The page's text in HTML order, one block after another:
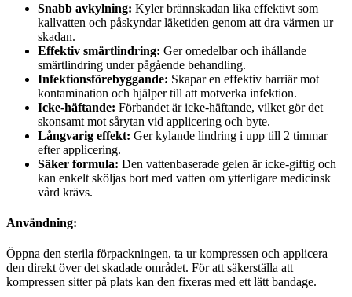
Snabb avkylning: Kyler brännskadan lika effektivt som
kallvatten och påskyndar läketiden genom att dra värmen ur
skadan.
Effektiv smärtlindring: Ger omedelbar och ihållande
smärtlindring under pågående behandling.
Infektionsförebyggande: Skapar en effektiv barriär mot
kontamination och hjälper till att motverka infektion.
Icke-häftande: Förbandet är icke-häftande, vilket gör det
skonsamt mot sårytan vid applicering och byte.
Långvarig effekt: Ger kylande lindring i upp till 2 timmar
efter applicering.
Säker formula: Den vattenbaserade gelen är icke-giftig och
kan enkelt sköljas bort med vatten om ytterligare medicinsk
vård krävs.
Användning:
Öppna den sterila förpackningen, ta ur kompressen och applicera
den direkt över det skadade området. För att säkerställa att
kompressen sitter på plats kan den fixeras med ett lätt bandage.